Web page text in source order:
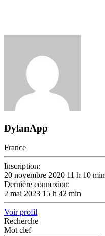
DylanApp
France
Inscription:
20 novembre 2020 11 h 10 min
Dernière connexion:
2 mai 2023 15 h 42 min
Voir profil
Recherche
Mot clef